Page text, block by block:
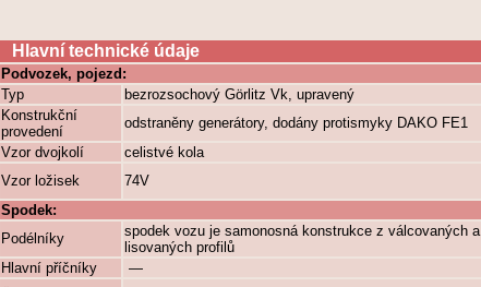
Hlavní technické údaje
Podvozek, pojezd:
Typ
bezrozsochový Görlitz Vk, upravený
Konstrukční
provedení
odstraněny generátory, dodány protismyky DAKO FE1
Vzor dvojkolí
celistvé kola
Vzor ložisek
74V
Spodek:
Podélníky
spodek vozu je samonosná konstrukce z válcovaných a
lisovaných profilů
Hlavní příčníky
—